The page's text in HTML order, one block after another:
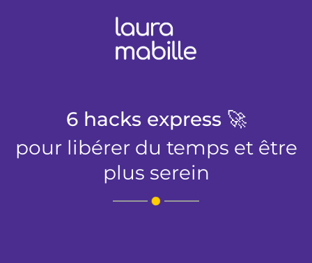
6 hacks express 🚀
pour libérer du temps et être
plus serein